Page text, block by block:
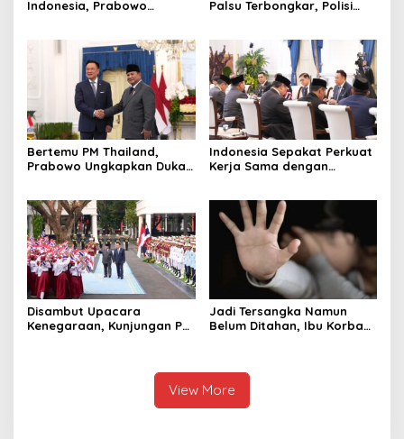
Indonesia, Prabowo
Terbaik Dunia
Palsu Terbongkar, Polisi
Bertemu PM Thailand,
Prabowo Ungkapkan Duka
Raja Thailand
Indonesia Sepakat Perkuat
Kerja Sama dengan
Disambut Upacara
Kenegaraan, Kunjungan PM
Jadi Tersangka Namun
Belum Ditahan, Ibu Korban
Anaknya Hamil
View More